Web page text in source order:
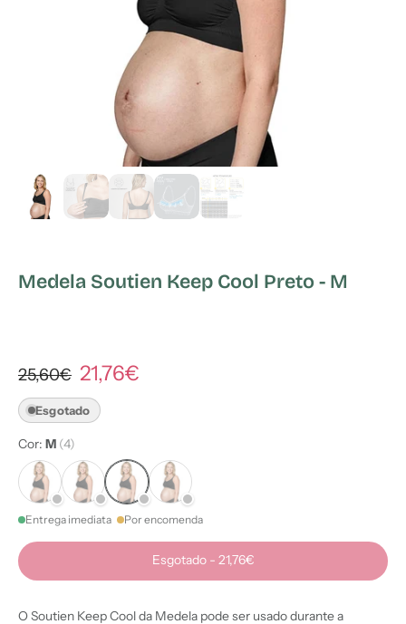
Medela Soutien Keep Cool Preto - M
25,60€ 21,76€
Esgotado
Cor: M (4)
Entrega imediata Por encomenda
Esgotado - 21,76€
O Soutien Keep Cool da Medela pode ser usado durante a